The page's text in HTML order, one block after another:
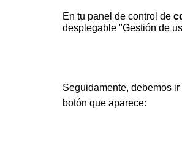
En tu panel de control de
desplegable "Gestión de
Seguidamente, debemos
botón que aparece: